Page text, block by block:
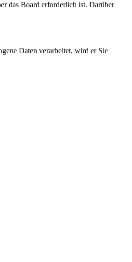
das Board erforderlich ist. Darüber
Daten verarbeitet, wird er Sie